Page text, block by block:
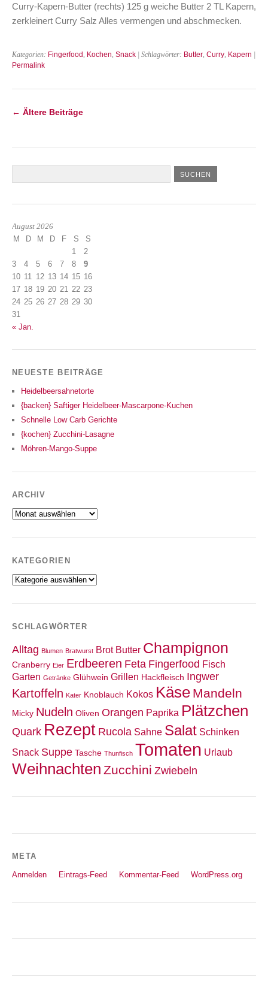
Curry-Kapern-Butter (rechts) 125 g weiche Butter 2 TL Kapern,
zerkleinert Curry Salz Alles vermengen und abschmecken.
Kategorien: Fingerfood Kochen Snack | Schlagwörter: Butter Curry Kapern |
Permalink
← Ältere Beiträge
August 2026
M D M D F S
S
1
2
3
4 5 6 7 8
9
10 11 12 13 14 15 16
17 18 19 20 21 22 23
24 25 26 27 28 29 30
31
« Jan.
NEUESTE BEITRÄGE
Heidelbeersahnetorte
{backen} Saftiger Heidelbeer-Mascarpone-Kuchen
Schnelle Low Carb Gerichte
{kochen} Zucchini-Lasagne
Möhren-Mango-Suppe
ARCHIV
Archiv
KATEGORIEN
Kategorien
SCHLAGWÖRTER
Alltag Blumen Bratwurst Brot Butter Champignon
Cranberry Eier Erdbeeren Feta Fingerfood Fisch
Garten Getränke Glühwein Grillen Hackfleisch Ingwer
Kartoffeln Kater Knoblauch Kokos Käse Mandeln
Micky Nudeln Oliven Orangen Paprika Plätzchen
Quark Rezept Rucola Sahne Salat Schinken
Snack Suppe Tasche Thunfisch Tomaten Urlaub
Weihnachten Zucchini Zwiebeln
META
Anmelden Eintrags-Feed Kommentar-Feed WordPress.org